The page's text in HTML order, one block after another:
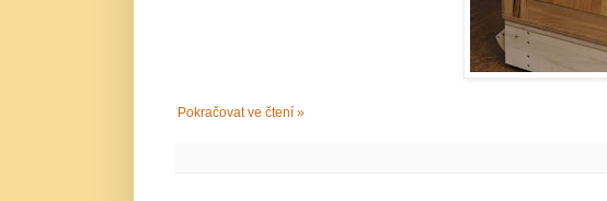
Pokračovat ve čtení »